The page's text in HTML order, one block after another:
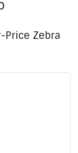
Price Zebra